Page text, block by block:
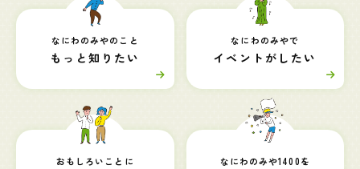
なにわのみやのこと
もっと知りたい
なにわのみやで
イベントがしたい
おもしろいことに なにわのみや1400を